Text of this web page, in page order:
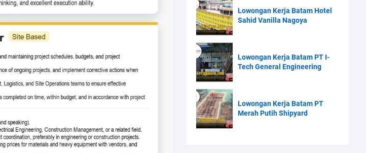
Lowongan Kerja Batam Hotel
Sahid Vanilla Nagoya
Lowongan Kerja Batam PT I-
Tech General Engineering
Lowongan Kerja Batam PT
Merah Putih Shipyard